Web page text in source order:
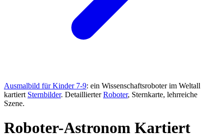
Ausmalbild für Kinder 7-9: ein Wissenschaftsroboter im Weltall
kartiert Sternbilder. DetaillierterRoboter, Sternkarte, lehrreiche
Szene.
Roboter-Astronom Kartiert